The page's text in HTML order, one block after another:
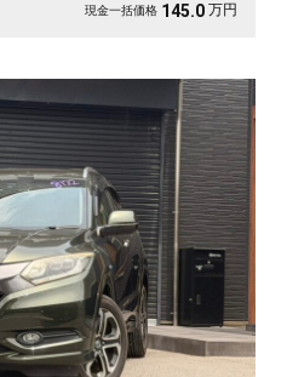
現金一括価格 145.0 万円